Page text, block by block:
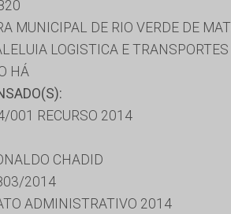
MUNICIPAL DE RIO VERDE DE
LOGISTICA E
HÁ
RECURSO 2014
CHADID
2014
ADMINISTRATIVO 2014